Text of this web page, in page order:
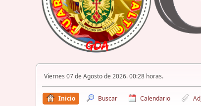
Viernes 07 de Agosto de 2026. 00:28 horas.
Inicio Buscar Calendario